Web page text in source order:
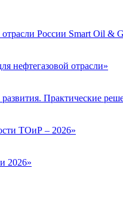
России Smart Oil &
нефтегазовой отрасли»
Практические
ТОиР – 2026»
2026»